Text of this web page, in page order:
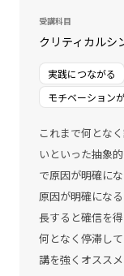
受講科目
クリティカルシ
実践につながる
モチベーション
これまで何とな
いといった抽象
で原因が明確にな
原因が明確にな
長すると確信を
何となく停滞し
講を強くオススメ